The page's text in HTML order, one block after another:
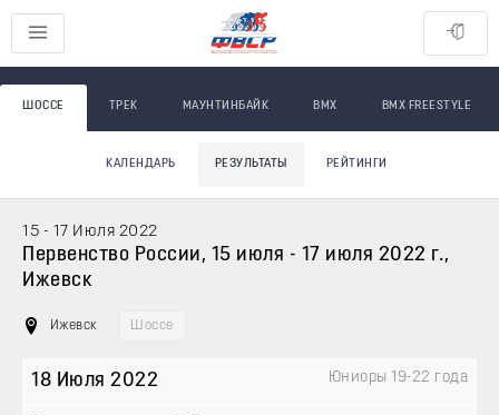
ШОССЕ ТРЕК МАУНТИНБАЙК BMX BMX FREESTYLE
КАЛЕНДАРЬ РЕЗУЛЬТАТЫ РЕЙТИНГИ
15 - 17 Июля 2022
Первенство России, 15 июля - 17 июля 2022 г.,
Ижевск
Ижевск Шоссе
18 Июля 2022 Юниоры 19-22 года